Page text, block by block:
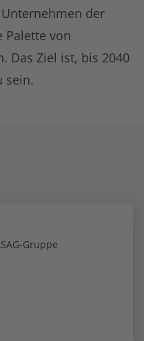
der
Palette von
Das Ziel ist, bis 2040
sein.
Gruppe